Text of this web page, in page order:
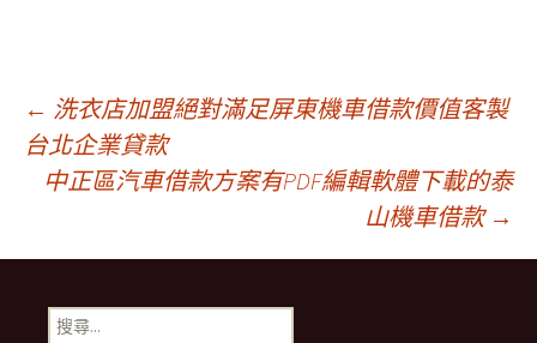
文
章
導
← 洗衣店加盟絕對滿足屏東機車借款價值客製
台北企業貸款
中正區汽車借款方案有PDF編輯軟體下載的泰
山機車借款 →
搜